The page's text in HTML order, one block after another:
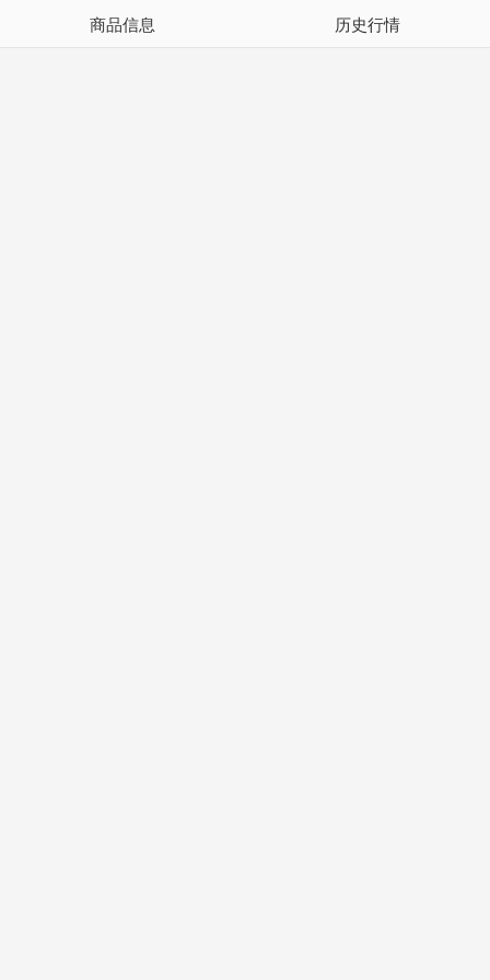
商品信息 历史行情